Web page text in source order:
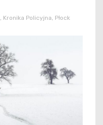
Kronika Policyjna Płock